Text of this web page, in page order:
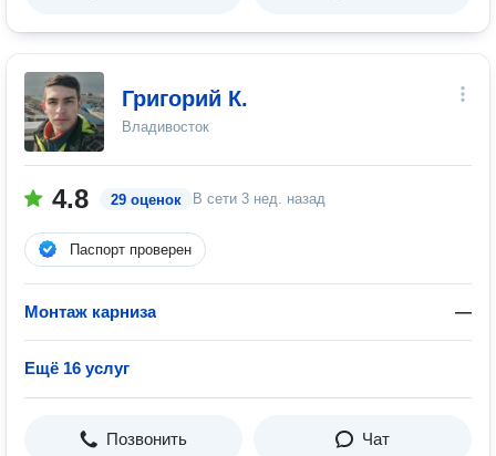
Григорий К.
Владивосток
4.8 29 оценок В сети 3 нед. назад
Паспорт проверен
Монтаж карниза —
Ещё 16 услуг
Позвонить Чат